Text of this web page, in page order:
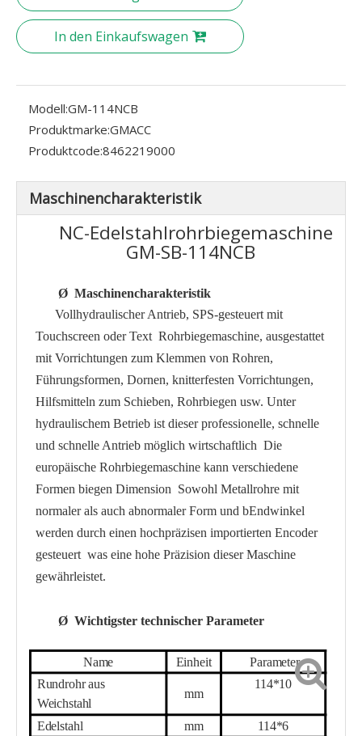
In den Einkaufswagen
Modell:GM-114NCB
Produktmarke:GMACC
Produktcode:8462219000
Maschinencharakteristik
NC-Edelstahlrohrbiegemaschine
GM-SB-114NCB
Ø Maschinencharakteristik
Vollhydraulischer Antrieb, SPS-gesteuert mit
Touchscreen oder Text Rohrbiegemaschine, ausgestattet
mit Vorrichtungen zum Klemmen von Rohren,
Führungsformen, Dornen, knitterfesten Vorrichtungen,
Hilfsmitteln zum Schieben, Rohrbiegen usw. Unter
hydraulischem Betrieb ist dieser professionelle, schnelle
und schnelle Antrieb möglich wirtschaftlich Die
europäische Rohrbiegemaschine kann verschiedene
Formen biegen Dimension Sowohl Metallrohre mit
normaler als auch abnormaler Form und bEndwinkel
werden durch einen hochpräzisen importierten Encoder
gesteuert was eine hohe Präzision dieser Maschine
gewährleistet.
Ø Wichtigster technischer Parameter
Name Einheit Parameter
Rundrohr aus
Weichstahl
mm
114*10
Edelstahl mm 114*6